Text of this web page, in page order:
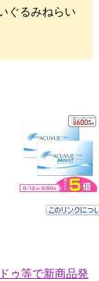
ぐるみねらい
ゥ等で新商品発